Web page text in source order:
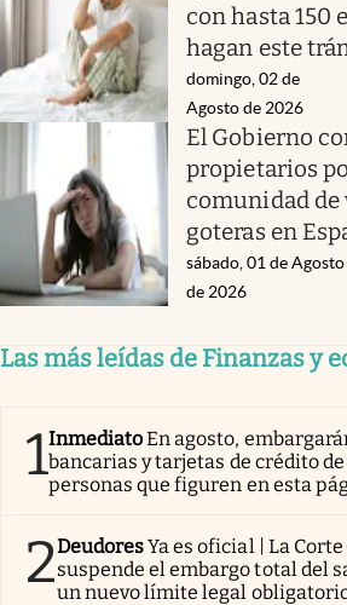
con hasta 150
hagan este
domingo, 02 de
Agosto de 2026
El Gobierno
propietarios
comunidad de
goteras en
sábado, 01 de Agosto
de 2026
Las más leídas de Finanzas y
1InmediatoEn agosto,
bancarias y tarjetas de crédito
personas que figuren en esta
2DeudoresYa es oficial | La
suspende el embargo total del
un nuevo límite legal